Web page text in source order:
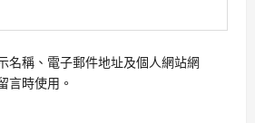
名稱、電子郵件地址及個人網站網
言時使用。